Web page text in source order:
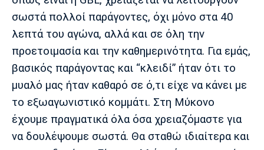
σωστά πολλοί παράγοντες, όχι μόνο στα 40
λεπτά του αγώνα, αλλά και σε όλη την
προετοιμασία και την καθημερινότητα. Για εμάς,
βασικός παράγοντας και “κλειδί” ήταν ότι το
μυαλό μας ήταν καθαρό σε ό,τι είχε να κάνει με
το εξωαγωνιστικό κομμάτι. Στη Μύκονο
έχουμε πραγματικά όλα όσα χρειαζόμαστε για
να δουλέψουμε σωστά. Θα σταθώ ιδιαίτερα και